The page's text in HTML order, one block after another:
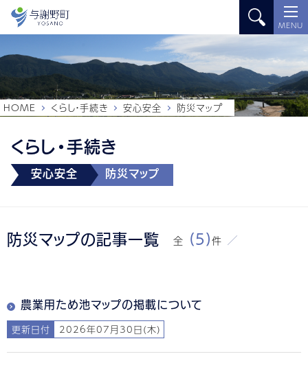
MENU
くらし・手続き
安心安全 防災マップ
HOME くらし・手続き 安心安全 防災マップ
防災マップの記事一覧 全 (5)件
農業用ため池マップの掲載について
更新日付 2026年07月30日(木)